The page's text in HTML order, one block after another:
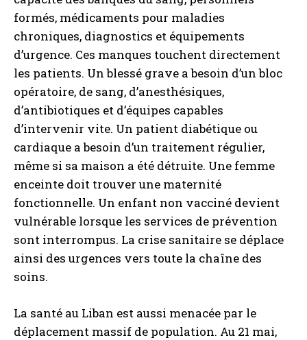
formés, médicaments pour maladies
chroniques, diagnostics et équipements
d’urgence. Ces manques touchent directement
les patients. Un blessé grave a besoin d’un bloc
opératoire, de sang, d’anesthésiques,
d’antibiotiques et d’équipes capables
d’intervenir vite. Un patient diabétique ou
cardiaque a besoin d’un traitement régulier,
même si sa maison a été détruite. Une femme
enceinte doit trouver une maternité
fonctionnelle. Un enfant non vacciné devient
vulnérable lorsque les services de prévention
sont interrompus. La crise sanitaire se déplace
ainsi des urgences vers toute la chaîne des
soins.
La santé au Liban est aussi menacée par le
déplacement massif de population. Au 21 mai,